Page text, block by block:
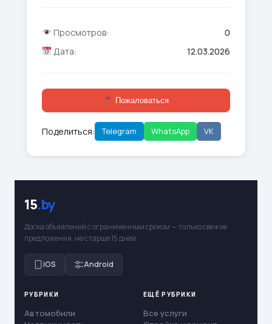
Просмотров:
0
Дата:
12.03.2026
Пожаловаться
Поделиться: Telegram WhatsApp VK
15.by
Доска объявлений с ограниченным сроком — только свежие
предложения, не старше 15 дней.
iOS Android
РУБРИКИ
Автомобили
ЕЩЁ РУБРИКИ
Все услуги